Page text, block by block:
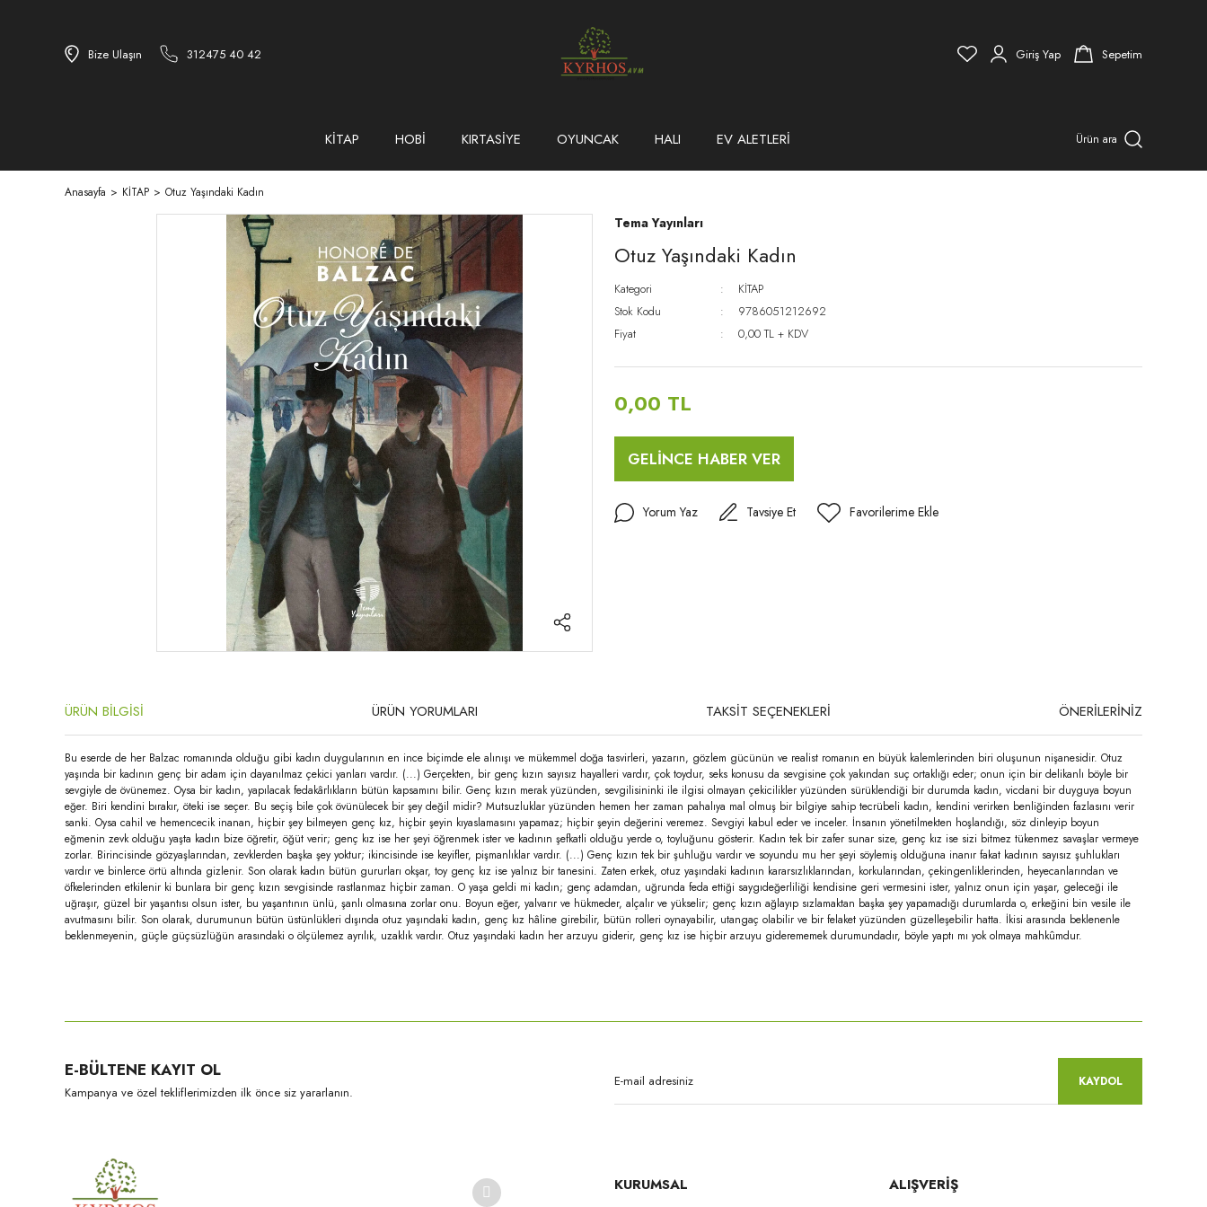
Bize Ulaşın 312475 40 42 Giriş Yap Sepetim
KİTAP HOBİ KIRTASİYE OYUNCAK HALI EV ALETLERİ Ürün ara
Anasayfa KİTAP Otuz Yaşındaki Kadın
Tema Yayınları
Otuz Yaşındaki Kadın
Kategori
KİTAP
Stok Kodu
9786051212692
Fiyat
0,00 TL + KDV
0,00 TL
GELİNCE HABER VER
Yorum Yaz Tavsiye Et
ÜRÜN BİLGİSİ ÜRÜN YORUMLARI TAKSİT SEÇENEKLERİ ÖNERİLERİNİZ
Bu eserde de her Balzac romanında olduğu gibi kadın duygularının en ince biçimde ele alınışı ve mükemmel doğa tasvirleri, yazarın, gözlem gücünün ve realist romanın en büyük kalemlerinden biri oluşunun nişanesidir. Otuz
yaşında bir kadının genç bir adam için dayanılmaz çekici yanları vardır. (...) Gerçekten, bir genç kızın sayısız hayalleri vardır, çok toydur, seks konusu da sevgisine çok yakından suç ortaklığı eder; onun için bir delikanlı böyle bir
sevgiyle de övünemez. Oysa bir kadın, yapılacak fedakârlıkların bütün kapsamını bilir. Genç kızın merak yüzünden, sevgilisininki ile ilgisi olmayan çekicilikler yüzünden sürüklendiği bir durumda kadın, vicdani bir duyguya boyun
eğer. Biri kendini bırakır, öteki ise seçer. Bu seçiş bile çok övünülecek bir şey değil midir? Mutsuzluklar yüzünden hemen her zaman pahalıya mal olmuş bir bilgiye sahip tecrübeli kadın, kendini verirken benliğinden fazlasını verir
sanki. Oysa cahil ve hemencecik inanan, hiçbir şey bilmeyen genç kız, hiçbir şeyin kıyaslamasını yapamaz; hiçbir şeyin değerini veremez. Sevgiyi kabul eder ve inceler. İnsanın yönetilmekten hoşlandığı, söz dinleyip boyun
eğmenin zevk olduğu yaşta kadın bize öğretir, öğüt verir; genç kız ise her şeyi öğrenmek ister ve kadının şefkatli olduğu yerde o, toyluğunu gösterir. Kadın tek bir zafer sunar size, genç kız ise sizi bitmez tükenmez savaşlar vermeye
zorlar. Birincisinde gözyaşlarından, zevklerden başka şey yoktur; ikincisinde ise keyifler, pişmanlıklar vardır. (...) Genç kızın tek bir şuhluğu vardır ve soyundu mu her şeyi söylemiş olduğuna inanır fakat kadının sayısız şuhlukları
vardır ve binlerce örtü altında gizlenir. Son olarak kadın bütün gururları okşar, toy genç kız ise yalnız bir tanesini. Zaten erkek, otuz yaşındaki kadının kararsızlıklarından, korkularından, çekingenliklerinden, heyecanlarından ve
öfkelerinden etkilenir ki bunlara bir genç kızın sevgisinde rastlanmaz hiçbir zaman. O yaşa geldi mi kadın; genç adamdan, uğrunda feda ettiği saygıdeğerliliği kendisine geri vermesini ister, yalnız onun için yaşar, geleceği ile
uğraşır, güzel bir yaşantısı olsun ister, bu yaşantının ünlü, şanlı olmasına zorlar onu. Boyun eğer, yalvarır ve hükmeder, alçalır ve yükselir; genç kızın ağlayıp sızlamaktan başka şey yapamadığı durumlarda o, erkeğini bin vesile ile
avutmasını bilir. Son olarak, durumunun bütün üstünlükleri dışında otuz yaşındaki kadın, genç kız hâline girebilir, bütün rolleri oynayabilir, utangaç olabilir ve bir felaket yüzünden güzelleşebilir hatta. İkisi arasında beklenenle
beklenmeyenin, güçle güçsüzlüğün arasındaki o ölçülemez ayrılık, uzaklık vardır. Otuz yaşındaki kadın her arzuyu giderir, genç kız ise hiçbir arzuyu giderememek durumundadır, böyle yaptı mı yok olmaya mahkûmdur.
Ürün açıklamasında eksik bilgiler bulunuyor.
Ürün bilgilerinde hatalar bulunuyor.
E-BÜLTENE KAYIT OL
Kampanya ve özel tekliflerimizden ilk önce siz yararlanın.
KAYDOL
KURUMSAL ALIŞVERİŞ